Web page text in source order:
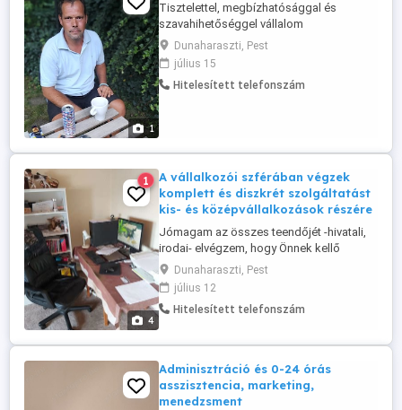
1
Tisztelettel, megbízhatósággal és
szavahihetőséggel vállalom
szolgáltatásaimat udvaroknál, házaknál
és közületek tulajdonosainak részére. A
ház körüli környezetét rendben tartom,
házi állatait elintézem, hogy Önnek
Dunaharaszti, Pest
július 15
Hitelesített telefonszám
4
1
A vállalkozói szférában végzek
komplett és diszkrét szolgáltatást
kis- és középvállalkozások részére
Jómagam az összes teendőjét -hivatali,
irodai- elvégzem, hogy Önnek kellő
energiája maradjon a szakmunkájával
foglalkozni. Segítek Önnek, hogy a
vállalkozásának arculata és a papírmunka
naprakész legyen. Szolgáltatásaimat
ezek jól felépített, működő kapcsolatok.
Kérésre ...
Dunaharaszti, Pest
július 12
Hitelesített telefonszám
Adminisztráció és 0-24 órás
asszisztencia, marketing,
menedzsment